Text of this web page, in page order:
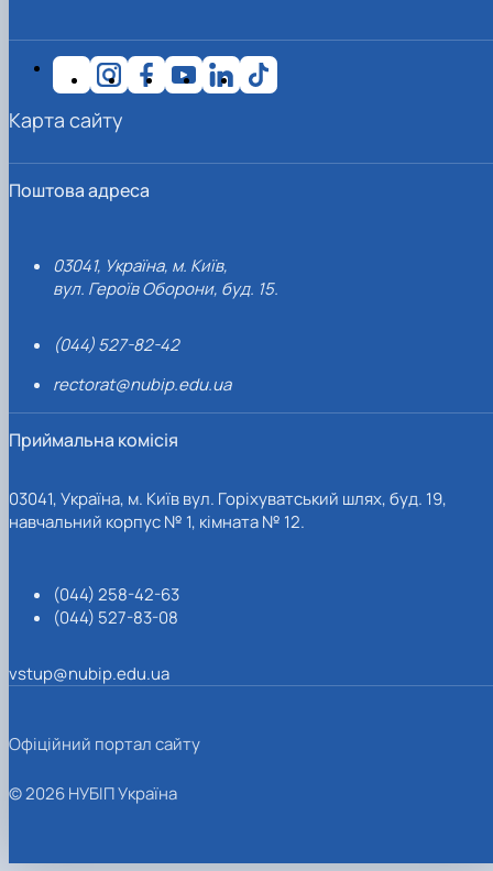
Поштова адреса
03041, Україна, м. Київ,
вул. Героїв Оборони, буд. 15.
(044) 527-82-42
rectorat@nubip.edu.ua
Приймальна комісія
03041, Україна, м. Київ вул. Горіхуватський шлях, буд. 19,
навчальний корпус № 1, кімната № 12.
(044) 258-42-63
(044) 527-83-08
vstup@nubip.edu.ua
Карта сайту
Офіційний портал сайту
© 2026 НУБІП Україна